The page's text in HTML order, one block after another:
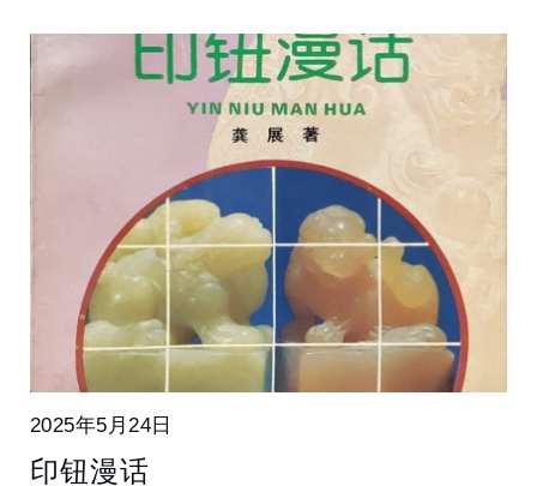
2025年5月24日
印钮漫话